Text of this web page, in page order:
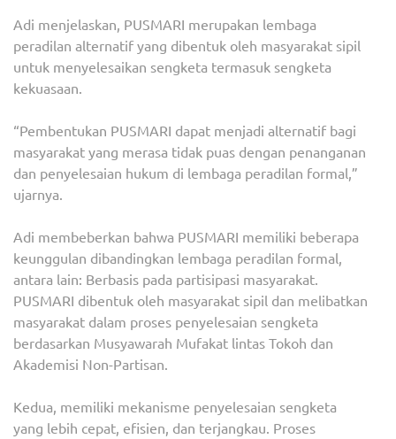
Adi menjelaskan, PUSMARI merupakan lembaga
peradilan alternatif yang dibentuk oleh masyarakat sipil
untuk menyelesaikan sengketa termasuk sengketa
kekuasaan.
“Pembentukan PUSMARI dapat menjadi alternatif bagi
masyarakat yang merasa tidak puas dengan penanganan
dan penyelesaian hukum di lembaga peradilan formal,”
ujarnya.
Adi membeberkan bahwa PUSMARI memiliki beberapa
keunggulan dibandingkan lembaga peradilan formal,
antara lain: Berbasis pada partisipasi masyarakat.
PUSMARI dibentuk oleh masyarakat sipil dan melibatkan
masyarakat dalam proses penyelesaian sengketa
berdasarkan Musyawarah Mufakat lintas Tokoh dan
Akademisi Non-Partisan.
Kedua, memiliki mekanisme penyelesaian sengketa
yang lebih cepat, efisien, dan terjangkau. Proses